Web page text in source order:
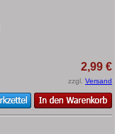
2,99 €
zzgl. Versand